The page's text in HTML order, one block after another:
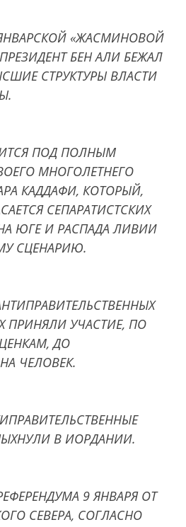
«ЖАСМИНОВОЙ
БЕН АЛИ БЕЖАЛ
СТРУКТУРЫ ВЛАСТИ
ПОД ПОЛНЫМ
МНОГОЛЕТНЕГО
КАДДАФИ, КОТОРЫЙ,
СЕПАРАТИСТСКИХ
ЮГЕ И РАСПАДА ЛИВИИ
СЦЕНАРИЮ.
ПРИНЯЛИ УЧАСТИЕ, ПО
ДО
ЧЕЛОВЕК.
В ИОРДАНИИ.
9 ЯНВАРЯ ОТ
СЕВЕРА, СОГЛАСНО